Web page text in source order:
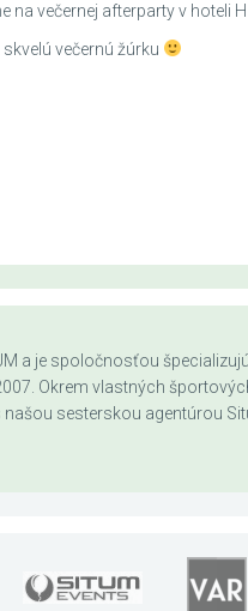
večernej afterparty v hoteli
večernú žúrku
a je spoločnosťou
Okrem vlastných
sesterskou agentúrou